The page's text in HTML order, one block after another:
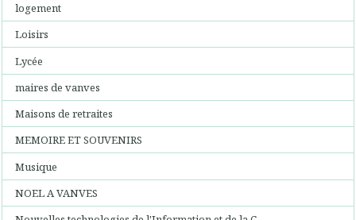
logement
Loisirs
Lycée
maires de vanves
Maisons de retraites
MEMOIRE ET SOUVENIRS
Musique
NOEL A VANVES